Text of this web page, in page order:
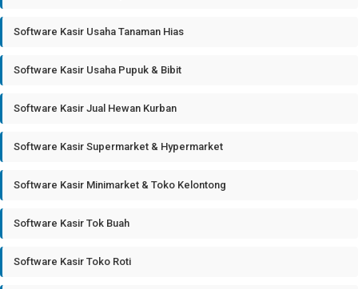
Software Kasir Usaha Tanaman Hias
Software Kasir Usaha Pupuk & Bibit
Software Kasir Jual Hewan Kurban
Software Kasir Supermarket & Hypermarket
Software Kasir Minimarket & Toko Kelontong
Software Kasir Tok Buah
Software Kasir Toko Roti